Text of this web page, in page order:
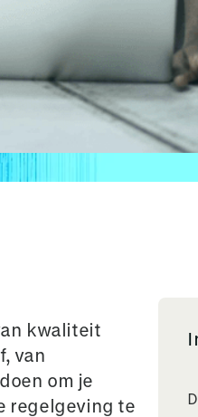
kwaliteit
van
om je
regelgeving te